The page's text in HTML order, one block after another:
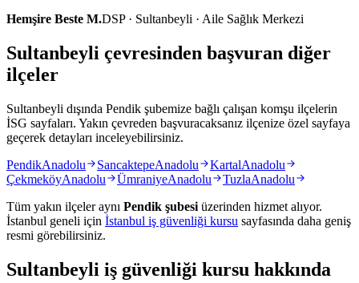
Hemşire Beste M.DSP · Sultanbeyli · Aile Sağlık Merkezi
Sultanbeyli çevresinden başvuran diğer
ilçeler
Sultanbeyli dışında Pendik şubemize bağlı çalışan komşu ilçelerin
İSG sayfaları. Yakın çevreden başvuracaksanız ilçenize özel sayfaya
geçerek detayları inceleyebilirsiniz.
PendikAnadolu SancaktepeAnadolu KartalAnadolu
ÇekmeköyAnadolu ÜmraniyeAnadolu TuzlaAnadolu
Tüm yakın ilçeler aynı Pendik şubesi üzerinden hizmet alıyor.
İstanbul geneli için İstanbul iş güvenliği kursu sayfasında daha geniş
resmi görebilirsiniz.
Sultanbeyli iş güvenliği kursu hakkında